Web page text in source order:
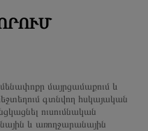
մայրցամաքում և
գտնվող հսկայական
ուսումնական
և առողջարանային